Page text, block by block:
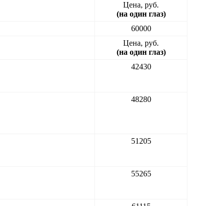
Цена, руб.
(на один глаз)
60000
Цена, руб.
(на один глаз)
42430
48280
51205
55265